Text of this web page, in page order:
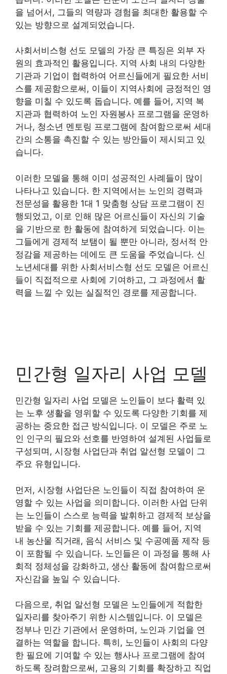
을 넘어서, 그들의 역량과 경험을 최대한 활용할 수
있는 방향으로 설계되었습니다.
사회서비스형 선도 모델의 가장 큰 특징은 외부 자
원의 효과적인 활용입니다. 지역 사회 내의 다양한
기관과 기업이 협력하여 어르신들에게 필요한 서비
스를 제공함으로써, 이들이 지역사회에 긍정적인 영
향을 미칠 수 있도록 돕습니다. 예를 들어, 지역 복
지관과 협력하여 노인 자원봉사 프로그램을 운영하
거나, 청소년 멘토링 프로그램에 참여함으로써 세대
간의 소통을 촉진할 수 있는 방안들이 제시되고 있
습니다.
이러한 모델을 통해 이미 성공적인 사례들이 많이
나타나고 있습니다. 한 지역에서는 노인의 경력과
전문성을 활용한 1대 1 맞춤형 상담 프로그램이 진
행되었고, 이로 인해 많은 어르신들이 자신의 기술
을 기반으로 한 활동에 참여하게 되었습니다. 이는
그들에게 경제적 보탬이 될 뿐만 아니라, 정서적 안
정감을 제공하는 데에도 큰 도움을 주었습니다. 신
노년세대를 위한 사회서비스형 선도 모델은 어르신
들이 직접적으로 사회에 기여하고, 그 과정에서 활
력을 느낄 수 있는 실질적인 경로를 제공합니다.
민간형 일자리 사업 모델
민간형 일자리 사업 모델은 노인들이 보다 활력 있
는 노후 생활을 영위할 수 있도록 다양한 기회를 제
공하는 중요한 접근 방식입니다. 이 모델은 주로 노
인 인구의 필요와 선호를 반영하여 설계된 사업들로
구성되며, 시장형 사업단과 취업 알선형 모델이 그
주요 유형입니다.
먼저, 시장형 사업단은 노인들이 직접 참여하여 운
영할 수 있는 사업을 의미합니다. 이러한 사업 단위
는 노인들이 스스로 능력을 발휘하고 경제적 보상을
받을 수 있는 기회를 제공합니다. 예를 들어, 지역
내 농산물 직거래, 음식 서비스 및 수공예품 제작 등
이 포함될 수 있습니다. 노인들은 이 과정을 통해 사
회적 정체성을 강화하고, 생산 활동에 참여함으로써
자신감을 높일 수 있습니다.
다음으로, 취업 알선형 모델은 노인들에게 적합한
일자리를 찾아주기 위한 시스템입니다. 이 모델은
정부나 민간 기관에서 운영하며, 노인과 기업을 연
결하는 역할을 합니다. 특히, 노인들이 사회의 다양
한 필요에 기여할 수 있는 행사나 프로그램에 참여
하도록 장려함으로써, 고용의 기회를 확장하고 직업